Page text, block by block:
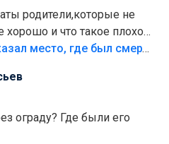
родители,которые не
хорошо и что такое плохо!
безумия,есть же
«Попал на пику»: СК показал место, где был смертельно травмирован ребенок в Тольятти
ограду? Где были его